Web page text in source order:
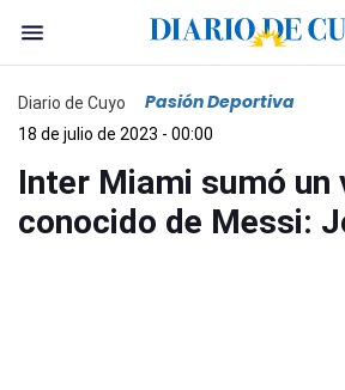
Diario de Cuyo Pasión Deportiva
18 de julio de 2023 - 00:00
Inter Miami sumó un
conocido de Messi: